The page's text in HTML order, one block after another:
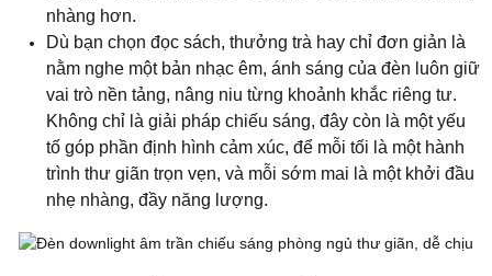
nhàng hơn.
Dù bạn chọn đọc sách, thưởng trà hay chỉ đơn giản là
nằm nghe một bản nhạc êm, ánh sáng của đèn luôn giữ
vai trò nền tảng, nâng niu từng khoảnh khắc riêng tư.
Không chỉ là giải pháp chiếu sáng, đây còn là một yếu
tố góp phần định hình cảm xúc, để mỗi tối là một hành
trình thư giãn trọn vẹn, và mỗi sớm mai là một khởi đầu
nhẹ nhàng, đầy năng lượng.